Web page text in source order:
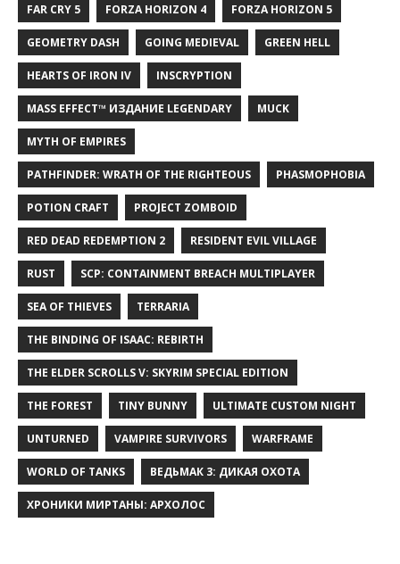
FAR CRY 5 FORZA HORIZON 4 FORZA HORIZON 5
GEOMETRY DASH GOING MEDIEVAL GREEN HELL
HEARTS OF IRON IV INSCRYPTION
MASS EFFECT™ ИЗДАНИЕ LEGENDARY MUCK
MYTH OF EMPIRES
PATHFINDER: WRATH OF THE RIGHTEOUS PHASMOPHOBIA
POTION CRAFT PROJECT ZOMBOID
RED DEAD REDEMPTION 2 RESIDENT EVIL VILLAGE
RUST SCP: CONTAINMENT BREACH MULTIPLAYER
SEA OF THIEVES TERRARIA
THE BINDING OF ISAAC: REBIRTH
THE ELDER SCROLLS V: SKYRIM SPECIAL EDITION
THE FOREST TINY BUNNY ULTIMATE CUSTOM NIGHT
UNTURNED VAMPIRE SURVIVORS WARFRAME
WORLD OF TANKS ВЕДЬМАК 3: ДИКАЯ ОХОТА
ХРОНИКИ МИРТАНЫ: АРХОЛОС